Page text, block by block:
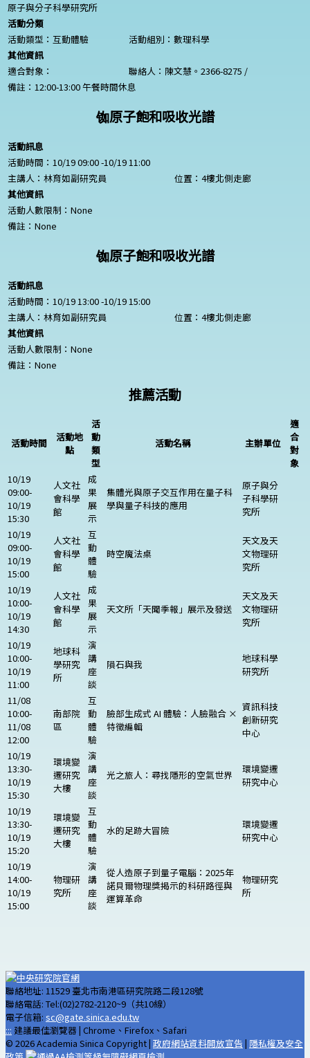
原子與分子科學研究所
活動分類
活動類型：互動體驗
活動組別：數理科學
其他資訊
適合對象：
聯絡人：陳文慧。2366-8275 /
備註：12:00-13:00 午餐時間休息
铷原子飽和吸收光譜
活動訊息
活動時間：10/19 09:00 -10/19 11:00
主講人：林育如副研究員
位置：4樓北側走廊
其他資訊
活動人數限制： None
備註： None
铷原子飽和吸收光譜
活動訊息
活動時間：10/19 13:00 -10/19 15:00
主講人：林育如副研究員
位置：4樓北側走廊
其他資訊
活動人數限制： None
備註： None
推薦活動
活動時間
活動地
點
活
動
類
型
活動名稱 主辦單位
適
合
對
象
10/19
09:00-
10/19
15:30
人文社
會科學
館
成
果
展
示
集體光與原子交互作用在量子科
學與量子科技的應用
原子與分
子科學研
究所
10/19
09:00-
10/19
15:00
人文社
會科學
館
互
動
體
驗
時空魔法桌
天文及天
文物理研
究所
10/19
10:00-
10/19
14:30
人文社
會科學
館
成
果
展
示
天文所「天聞季報」展示及發送
天文及天
文物理研
究所
10/19
10:00-
10/19
11:00
地球科
學研究
所
演
講
座
談
隕石與我
地球科學
研究所
11/08
10:00-
11/08
12:00
南部院
區
互
動
體
驗
臉部生成式 AI 體驗：人臉融合 ×
特徵編輯
資訊科技
創新研究
中心
10/19
13:30-
10/19
15:30
環境變
遷研究
大樓
演
講
座
談
光之旅人：尋找隱形的空氣世界
環境變遷
研究中心
10/19
13:30-
10/19
15:20
環境變
遷研究
大樓
互
動
體
驗
水的足跡大冒險
環境變遷
研究中心
10/19
14:00-
10/19
15:00
物理研
究所
演
講
座
談
從人造原子到量子電腦：2025年
諾貝爾物理獎揭示的科研路徑與
運算革命
物理研究
所
聯絡地址: 11529 臺北市南港區研究院路二段128號
聯絡電話: Tel:(02)2782-2120~9（共10線）
電子信箱: sc@gate.sinica.edu.tw
::: 建議最佳瀏覽器 | Chrome、Firefox、Safari
© 2026 Academia Sinica Copyright | 政府網站資料開放宣告 | 隱私權及安全